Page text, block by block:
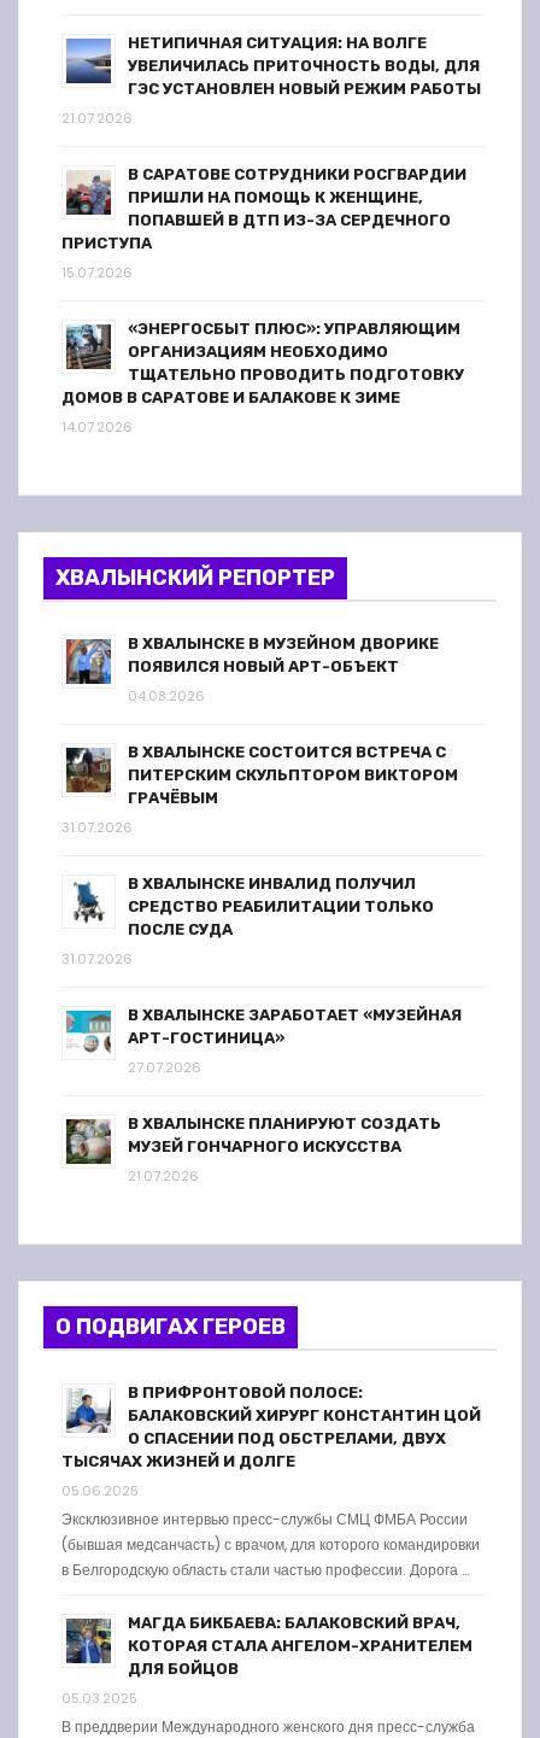
НЕТИПИЧНАЯ СИТУАЦИЯ: НА ВОЛГЕ
УВЕЛИЧИЛАСЬ ПРИТОЧНОСТЬ ВОДЫ, ДЛЯ
ГЭС УСТАНОВЛЕН НОВЫЙ РЕЖИМ РАБОТЫ
21.07.2026
В САРАТОВЕ СОТРУДНИКИ РОСГВАРДИИ
ПРИШЛИ НА ПОМОЩЬ К ЖЕНЩИНЕ,
ПОПАВШЕЙ В ДТП ИЗ-ЗА СЕРДЕЧНОГО
ПРИСТУПА
15.07.2026
«ЭНЕРГОСБЫТ ПЛЮС»: УПРАВЛЯЮЩИМ
ОРГАНИЗАЦИЯМ НЕОБХОДИМО
ТЩАТЕЛЬНО ПРОВОДИТЬ ПОДГОТОВКУ
ДОМОВ В САРАТОВЕ И БАЛАКОВЕ К ЗИМЕ
14.07.2026
ХВАЛЫНСКИЙ РЕПОРТЕР
В ХВАЛЫНСКЕ В МУЗЕЙНОМ ДВОРИКЕ
ПОЯВИЛСЯ НОВЫЙ АРТ-ОБЪЕКТ
04.08.2026
В ХВАЛЫНСКЕ СОСТОИТСЯ ВСТРЕЧА С
ПИТЕРСКИМ СКУЛЬПТОРОМ ВИКТОРОМ
ГРАЧЁВЫМ
31.07.2026
В ХВАЛЫНСКЕ ИНВАЛИД ПОЛУЧИЛ
СРЕДСТВО РЕАБИЛИТАЦИИ ТОЛЬКО
ПОСЛЕ СУДА
31.07.2026
В ХВАЛЫНСКЕ ЗАРАБОТАЕТ «МУЗЕЙНАЯ
АРТ-ГОСТИНИЦА»
27.07.2026
В ХВАЛЫНСКЕ ПЛАНИРУЮТ СОЗДАТЬ
МУЗЕЙ ГОНЧАРНОГО ИСКУССТВА
21.07.2026
О ПОДВИГАХ ГЕРОЕВ
В ПРИФРОНТОВОЙ ПОЛОСЕ:
БАЛАКОВСКИЙ ХИРУРГ КОНСТАНТИН ЦОЙ
О СПАСЕНИИ ПОД ОБСТРЕЛАМИ, ДВУХ
ТЫСЯЧАХ ЖИЗНЕЙ И ДОЛГЕ
05.06.2025
Эксклюзивное интервью пресс-службы СМЦ ФМБА России
(бывшая медсанчасть) с врачом, для которого командировки
в Белгородскую область стали частью профессии. Дорога …
МАГДА БИКБАЕВА: БАЛАКОВСКИЙ ВРАЧ,
КОТОРАЯ СТАЛА АНГЕЛОМ-ХРАНИТЕЛЕМ
ДЛЯ БОЙЦОВ
05.03.2025
В преддверии Международного женского дня пресс-служба